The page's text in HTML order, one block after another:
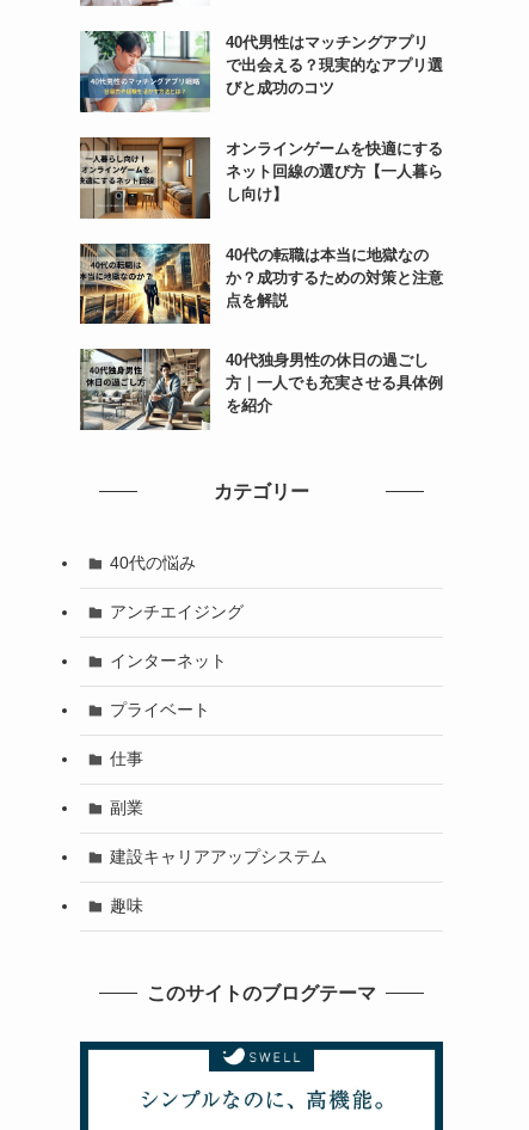
40代男性はマッチングアプリ
で出会える？現実的なアプリ選
びと成功のコツ
オンラインゲームを快適にする
ネット回線の選び方【一人暮ら
し向け】
40代の転職は本当に地獄なの
か？成功するための対策と注意
点を解説
40代独身男性の休日の過ごし
方｜一人でも充実させる具体例
を紹介
カテゴリー
40代の悩み
アンチエイジング
インターネット
プライベート
仕事
副業
建設キャリアアップシステム
趣味
このサイトのブログテーマ